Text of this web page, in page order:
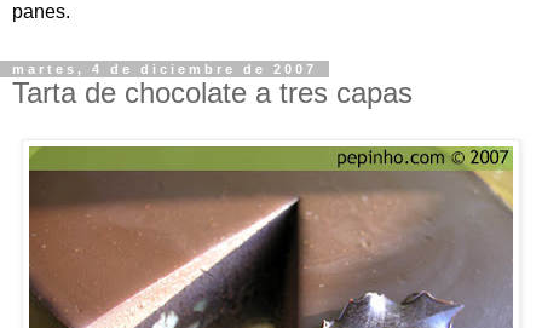
panes.
martes, 4 de diciembre de 2007
Tarta de chocolate a tres capas